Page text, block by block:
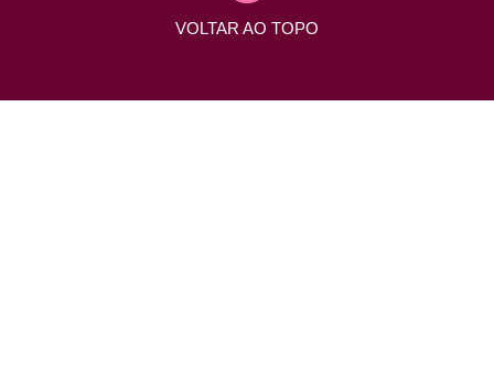
VOLTAR AO TOPO